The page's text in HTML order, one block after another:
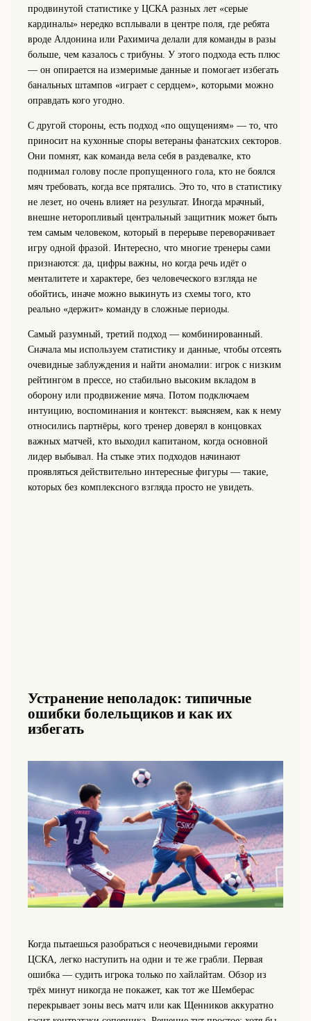
продвинутой статистике у ЦСКА разных лет «серые
кардиналы» нередко всплывали в центре поля, где ребята
вроде Алдонина или Рахимича делали для команды в разы
больше, чем казалось с трибуны. У этого подхода есть плюс
— он опирается на измеримые данные и помогает избегать
банальных штампов «играет с сердцем», которыми можно
оправдать кого угодно.
С другой стороны, есть подход «по ощущениям» — то, что
приносит на кухонные споры ветераны фанатских секторов.
Они помнят, как команда вела себя в раздевалке, кто
поднимал голову после пропущенного гола, кто не боялся
мяч требовать, когда все прятались. Это то, что в статистику
не лезет, но очень влияет на результат. Иногда мрачный,
внешне неторопливый центральный защитник может быть
тем самым человеком, который в перерыве переворачивает
игру одной фразой. Интересно, что многие тренеры сами
признаются: да, цифры важны, но когда речь идёт о
менталитете и характере, без человеческого взгляда не
обойтись, иначе можно выкинуть из схемы того, кто
реально «держит» команду в сложные периоды.
Самый разумный, третий подход — комбинированный.
Сначала мы используем статистику и данные, чтобы отсеять
очевидные заблуждения и найти аномалии: игрок с низким
рейтингом в прессе, но стабильно высоким вкладом в
оборону или продвижение мяча. Потом подключаем
интуицию, воспоминания и контекст: выясняем, как к нему
относились партнёры, кого тренер доверял в концовках
важных матчей, кто выходил капитаном, когда основной
лидер выбывал. На стыке этих подходов начинают
проявляться действительно интересные фигуры — такие,
которых без комплексного взгляда просто не увидеть.
Устранение неполадок: типичные
ошибки болельщиков и как их
избегать
Когда пытаешься разобраться с неочевидными героями
ЦСКА, легко наступить на одни и те же грабли. Первая
ошибка — судить игрока только по хайлайтам. Обзор из
трёх минут никогда не покажет, как тот же Шемберас
перекрывает зоны весь матч или как Щенников аккуратно